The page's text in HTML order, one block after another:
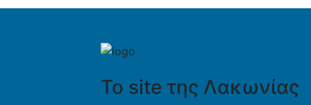
Το site της Λακωνίας